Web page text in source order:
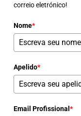
correio eletrónico!
Nome*
Apelido*
Email Profissional *